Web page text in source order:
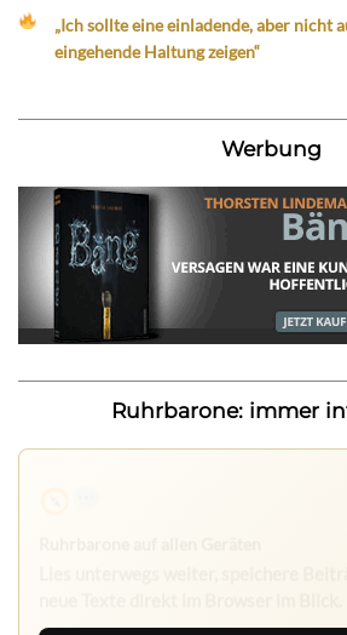
„Ich sollte eine einladende, aber nicht
eingehende Haltung zeigen“
Werbung
Ruhrbarone: immer